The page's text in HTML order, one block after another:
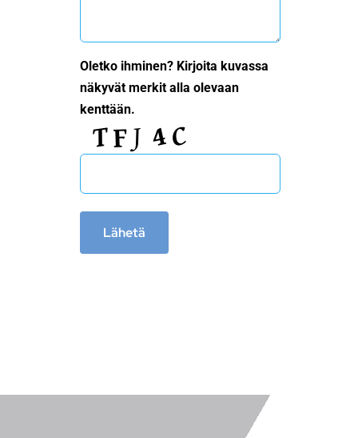
Oletko ihminen? Kirjoita kuvassa
näkyvät merkit alla olevaan
kenttään.
Lähetä